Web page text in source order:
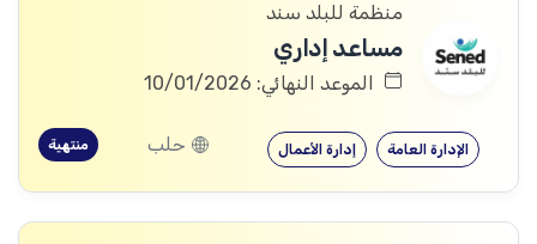
منظمة للبلد سند
مساعد إداري
الموعد النهائي: 10/01/2026
إدارة الأعمال الإدارة العامة حلب منتهية